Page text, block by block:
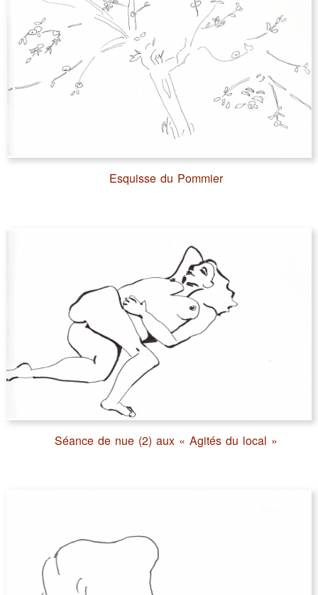
Esquisse du Pommier
Séance de nue (2) aux « Agités du local »